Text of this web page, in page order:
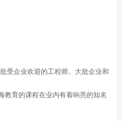
受企业欢迎的工程师。大批企业和
教育的课程在业内有着响亮的知名